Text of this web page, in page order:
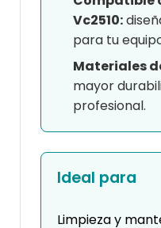
Vc2510:
para tu
Materiales
mayor
profesional.
Ideal para
Limpieza y